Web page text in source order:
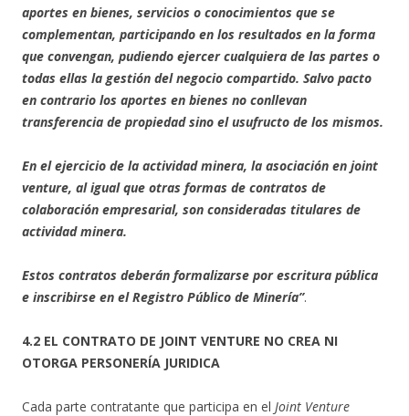
aportes en bienes, servicios o conocimientos que se
complementan, participando en los resultados en la forma
que convengan, pudiendo ejercer cualquiera de las partes o
todas ellas la gestión del negocio compartido. Salvo pacto
en contrario los aportes en bienes no conllevan
transferencia de propiedad sino el usufructo de los mismos.
En el ejercicio de la actividad minera, la asociación en joint
venture, al igual que otras formas de contratos de
colaboración empresarial, son consideradas titulares de
actividad minera.
Estos contratos deberán formalizarse por escritura pública
e inscribirse en el Registro Público de Minería”.
4.2 EL CONTRATO DE JOINT VENTURE NO CREA NI
OTORGA PERSONERÍA JURIDICA
Cada parte contratante que participa en el Joint Venture